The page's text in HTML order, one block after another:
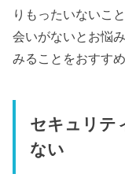
りもったいないこ
会いがないとお悩
みることをおすすめ
セキュリテ
ない